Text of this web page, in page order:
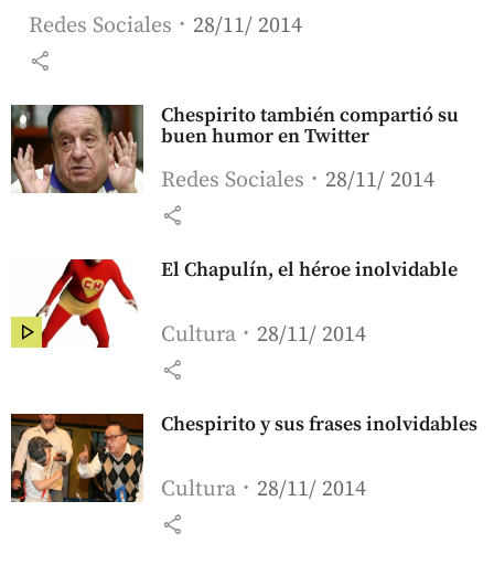
Redes Sociales 28/11/ 2014
share
Chespirito también compartió su
buen humor en Twitter
Redes Sociales 28/11/ 2014
share
El Chapulín, el héroe inolvidable
Cultura 28/11/ 2014
share
Chespirito y sus frases inolvidables
Cultura 28/11/ 2014
share